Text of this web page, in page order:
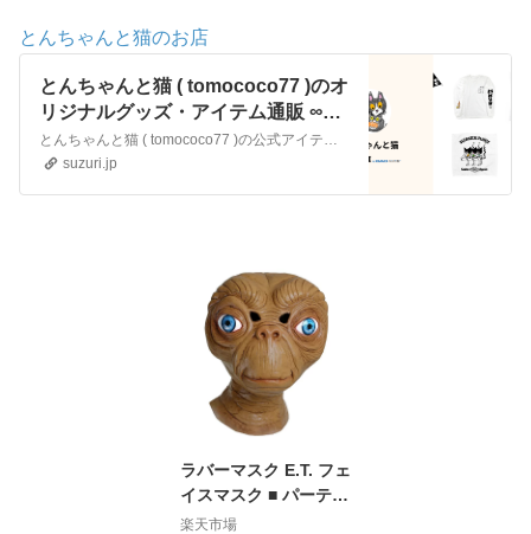
とんちゃんと猫のお店
とんちゃんと猫 ( tomococo77 )のオ
リジナルグッズ・アイテム通販 ∞
SUZURI（スズリ）
とんちゃんと猫 ( tomococo77 )の公式アイテムの通販サイト。絵描き屋とんちゃんと暮らす猫たちの日常とかを色々
suzuri.jp
ラバーマスク E.T. フェ
イスマスク ■ パーティ
ーグッズ 宴会 変装 仮
楽天市場